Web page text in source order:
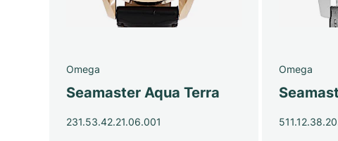
Omega
Seamaster Aqua Terra
231.53.42.21.06.001
Omega